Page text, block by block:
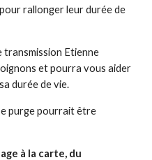
rallonger leur durée de
Etienne
et pourra vous aider
durée de vie.
purge pourrait être
à la carte, du